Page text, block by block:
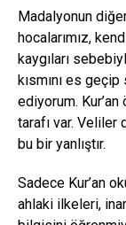
Madalyonun
hocalarımız,
kaygıları
kısmını es
ediyorum.
tarafı var. Veliler
bu bir yanlıştır.
Sadece Kur’an
ahlaki ilkeleri,